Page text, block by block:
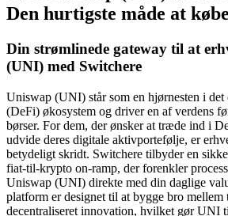
Den hurtigste måde at
Din strømlinede gateway til at
(UNI) med Switchere
Uniswap (UNI) står som en hjørnesten i det
(DeFi) økosystem og driver en af verdens
børser. For dem, der ønsker at træde ind i
udvide deres digitale aktivportefølje, er
betydeligt skridt. Switchere tilbyder en
fiat-til-krypto on-ramp, der forenkler
Uniswap (UNI) direkte med din daglige
platform er designet til at bygge bro
decentraliseret innovation, hvilket gør UNI